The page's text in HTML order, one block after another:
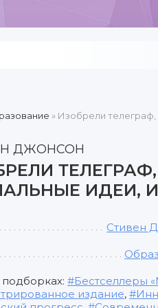
» Изобрели
ДЖОНСОН
ИДЕИ,
Стивен
Бестселлеры
издание,